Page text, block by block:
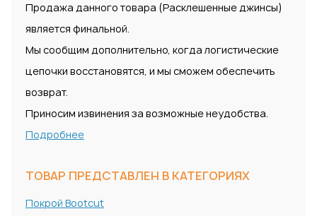
Продажа данного товара (Расклешенные джинсы)
является финальной.
Мы сообщим дополнительно, когда логистические
цепочки восстановятся, и мы сможем обеспечить
возврат.
Приносим извинения за возможные неудобства.
Подробнее
ТОВАР ПРЕДСТАВЛЕН В КАТЕГОРИЯХ
Покрой Bootcut